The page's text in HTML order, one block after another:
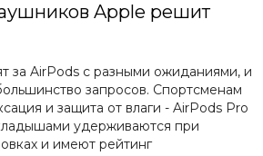
Apple решит
за AirPods с разными ожиданиями, и
запросов. Спортсменам
и защита от влаги - AirPods Pro
удерживаются при
и имеют рейтинг